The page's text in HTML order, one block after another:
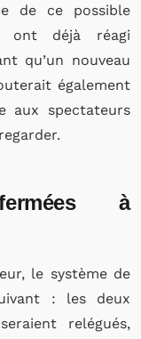
de ce possible
ont déjà réagi
qu’un nouveau
également
aux spectateurs
à
le système de
: les deux
relégués,